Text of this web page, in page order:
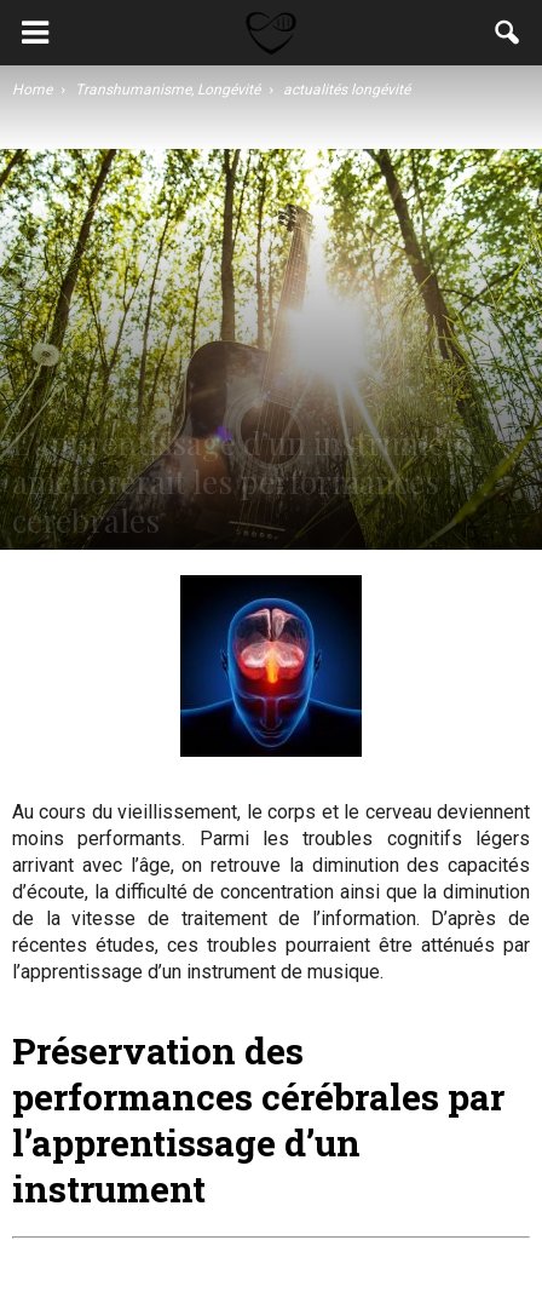
Home Transhumanisme, Longévité actualités longévité
L’apprentissage d’un instrument
améliorerait les performances
cérébrales
Au cours du vieillissement, le corps et le cerveau deviennent
moins performants. Parmi les troubles cognitifs légers
arrivant avec l’âge, on retrouve la diminution des capacités
d’écoute, la difficulté de concentration ainsi que la diminution
de la vitesse de traitement de l’information. D’après de
récentes études, ces troubles pourraient être atténués par
l’apprentissage d’un instrument de musique.
Préservation des
performances cérébrales par
l’apprentissage d’un
instrument